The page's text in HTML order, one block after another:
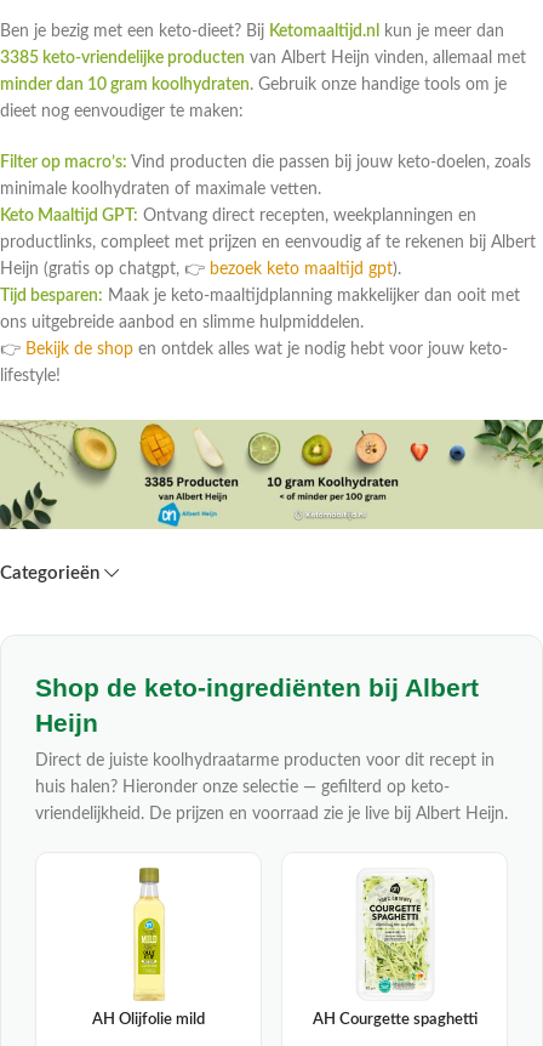
Ben je bezig met een keto-dieet? Bij Ketomaaltijd.nl
kun je meer dan
3385 keto-vriendelijke producten van Albert Heijn vinden, allemaal met
minder dan 10 gram koolhydraten. Gebruik onze handige tools om je
dieet nog eenvoudiger te maken:
Filter op macro’s: Vind producten die passen bij jouw keto-doelen, zoals
minimale koolhydraten of maximale vetten.
Keto Maaltijd GPT: Ontvang direct recepten, weekplanningen en
productlinks, compleet met prijzen en eenvoudig af te rekenen bij Albert
Heijn (gratis op chatgpt, 👉 bezoek keto maaltijd gpt).
Tijd besparen: Maak je keto-maaltijdplanning makkelijker dan ooit met
ons uitgebreide aanbod en slimme hulpmiddelen.
👉 Bekijk de shop en ontdek alles wat je nodig hebt voor jouw keto-
lifestyle!
Categorieën
Shop de keto-ingrediënten bij Albert
Heijn
Direct de juiste koolhydraatarme producten voor dit recept in
huis halen? Hieronder onze selectie — gefilterd op keto-
vriendelijkheid. De prijzen en voorraad zie je live bij Albert Heijn.
AH Olijfolie mild AH Courgette spaghetti